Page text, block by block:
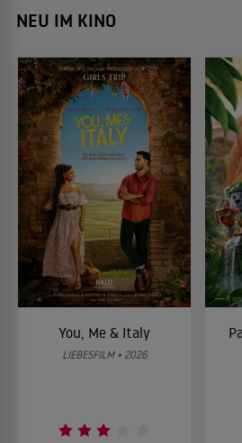
NEU IM KINO
You, Me & Italy
LIEBESFILM • 2026